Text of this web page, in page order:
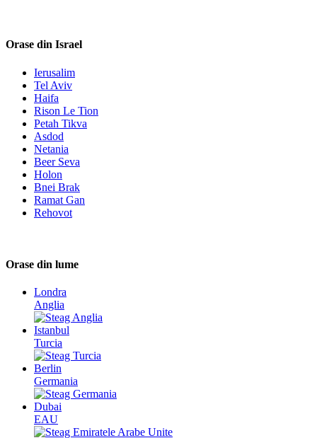
Orase din Israel
Ierusalim
Tel Aviv
Haifa
Rison Le Tion
Petah Tikva
Asdod
Netania
Beer Seva
Holon
Bnei Brak
Ramat Gan
Rehovot
Orase din lume
Londra
Anglia
Istanbul
Turcia
Berlin
Germania
Dubai
EAU